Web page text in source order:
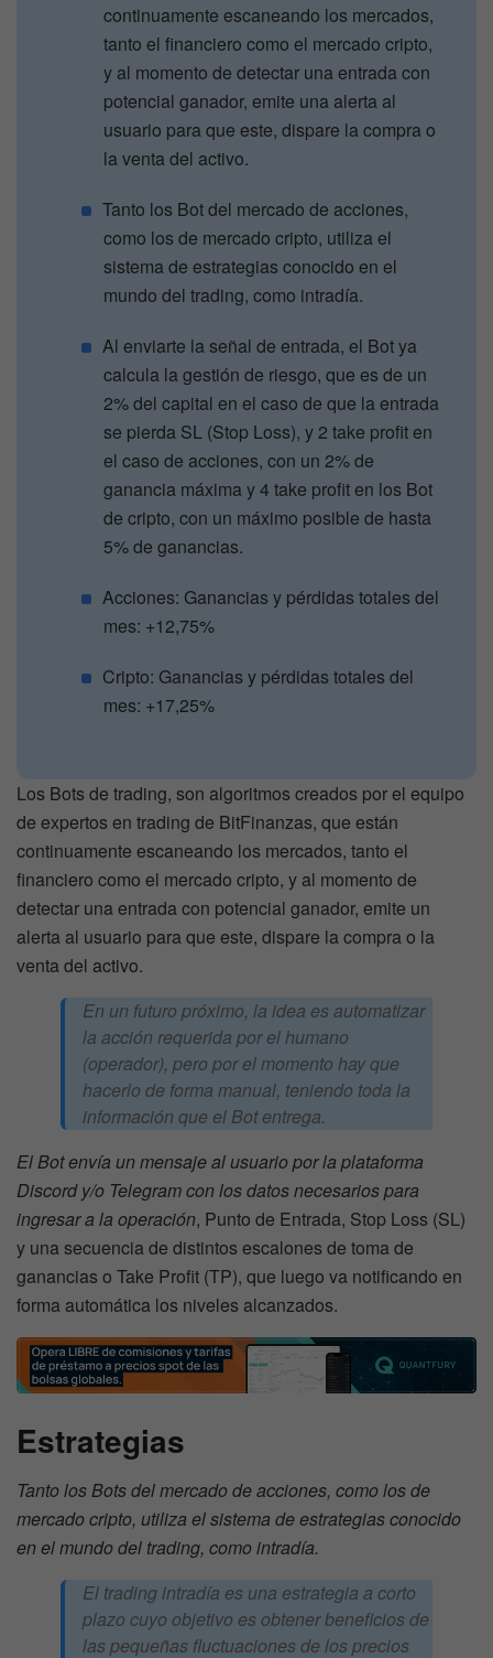
continuamente escaneando los mercados,
tanto el financiero como el mercado cripto,
y al momento de detectar una entrada con
potencial ganador, emite una alerta al
usuario para que este, dispare la compra o
la venta del activo.
Tanto los Bot del mercado de acciones,
como los de mercado cripto, utiliza el
sistema de estrategias conocido en el
mundo del trading, como intradía.
Al enviarte la señal de entrada, el Bot ya
calcula la gestión de riesgo, que es de un
2% del capital en el caso de que la entrada
se pierda SL (Stop Loss), y 2 take profit en
el caso de acciones, con un 2% de
ganancia máxima y 4 take profit en los Bot
de cripto, con un máximo posible de hasta
5% de ganancias.
Acciones: Ganancias y pérdidas totales del
mes: +12,75%
Cripto: Ganancias y pérdidas totales del
mes: +17,25%
Los Bots de trading, son algoritmos creados por el equipo
de expertos en trading de BitFinanzas, que están
continuamente escaneando los mercados, tanto el
financiero como el mercado cripto, y al momento de
detectar una entrada con potencial ganador, emite un
alerta al usuario para que este, dispare la compra o la
venta del activo.
En un futuro próximo, la idea es automatizar
la acción requerida por el humano
(operador), pero por el momento hay que
hacerlo de forma manual, teniendo toda la
información que el Bot entrega.
El Bot envía un mensaje al usuario por la plataforma
Discord y/o Telegram con los datos necesarios para
ingresar a la operación, Punto de Entrada, Stop Loss (SL)
y una secuencia de distintos escalones de toma de
ganancias o Take Profit (TP), que luego va notificando en
forma automática los niveles alcanzados.
Estrategias
Tanto los Bots del mercado de acciones, como los de
mercado cripto, utiliza el sistema de estrategias conocido
en el mundo del trading, como intradía.
El trading intradía es una estrategia a corto
plazo cuyo objetivo es obtener beneficios de
las pequeñas fluctuaciones de los precios